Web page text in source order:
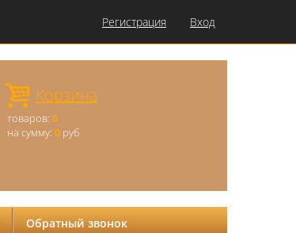
Регистрация Вход
Корзина
товаров: 0
на сумму: 0руб
Обратный звонок